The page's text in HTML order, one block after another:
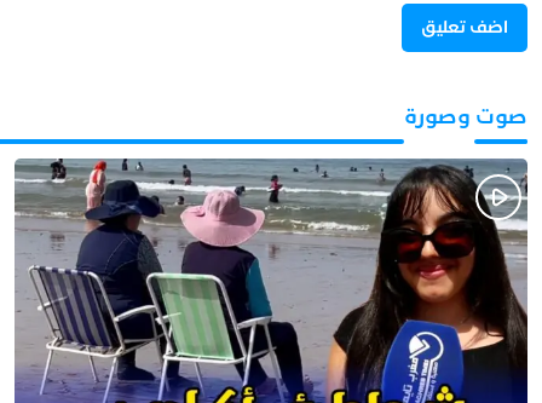
صوت وصورة